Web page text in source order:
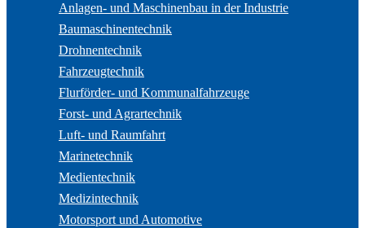
Anlagen- und Maschinenbau in der Industrie
Baumaschinentechnik
Drohnentechnik
Fahrzeugtechnik
Flurförder- und Kommunalfahrzeuge
Forst- und Agrartechnik
Luft- und Raumfahrt
Marinetechnik
Medientechnik
Medizintechnik
Motorsport und Automotive